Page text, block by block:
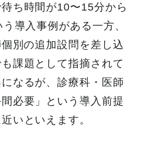
ち時間が10〜15分から
導入事例がある一方、
別の追加設問を差し込
課題として指摘されて
なるが、診療科・医師
必要」という導入前提
いといえます。